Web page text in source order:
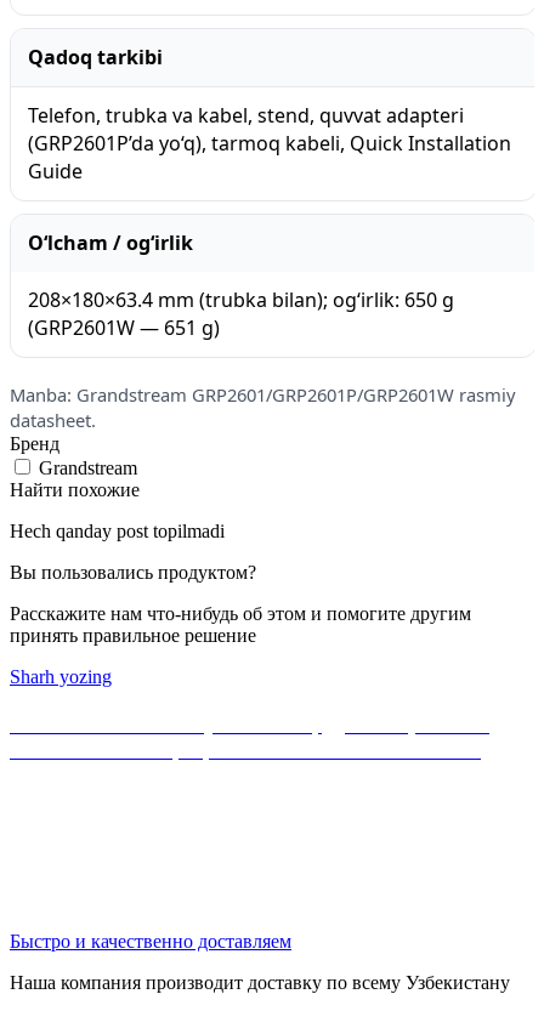
Qadoq tarkibi
Telefon, trubka va kabel, stend, quvvat adapteri
(GRP2601P’da yo‘q), tarmoq kabeli, Quick Installation
Guide
O‘lcham / og‘irlik
208×180×63.4 mm (trubka bilan); og‘irlik: 650 g
(GRP2601W — 651 g)
Manba: Grandstream GRP2601/GRP2601P/GRP2601W rasmiy
datasheet.
Бренд
Grandstream
Найти похожие
Hech qanday post topilmadi
Вы пользовались продуктом?
Расскажите нам что-нибудь об этом и помогите другим
принять правильное решение
Sharh yozing
Быстро и качественно доставляем
Наша компания производит доставку по всему Узбекистану